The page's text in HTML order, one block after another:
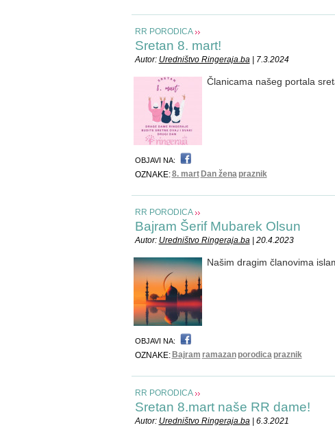
RR PORODICA
Sretan 8. mart!
Autor: Uredništvo Ringeraja.ba| 7.3.2024
Članicama našeg portala
OBJAVI NA:
OZNAKE:8. mart Dan žena praznik
RR PORODICA
Bajram Šerif Mubarek Olsun
Autor: Uredništvo Ringeraja.ba| 20.4.2023
Našim dragim članovima
OBJAVI NA:
OZNAKE: Bajram ramazan porodica praznik
RR PORODICA
Sretan 8.mart naše RR dame!
Autor: Uredništvo Ringeraja.ba| 6.3.2021